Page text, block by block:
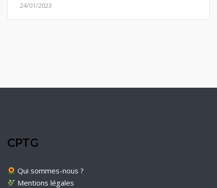
24/01/2023
CPTG
Qui sommes-nous ?
Mentions légales